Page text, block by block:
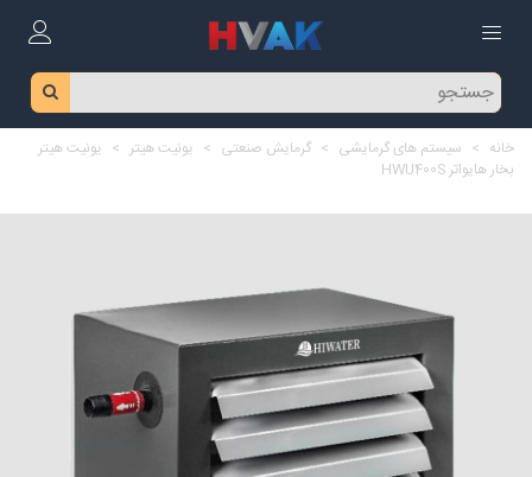
خانه > سیستم های گرمایشی > گرمایش صنعتی > یونیت هیتر > یونیت هیتر
بخار هایواتر HWU400S